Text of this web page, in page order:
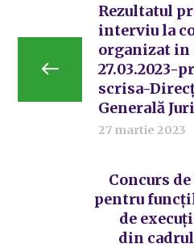
Rezultatul
interviu la
organizat in
27.03.2023-
scrisa-
Generală
27 martie 2023
Concurs
pentru
de
din